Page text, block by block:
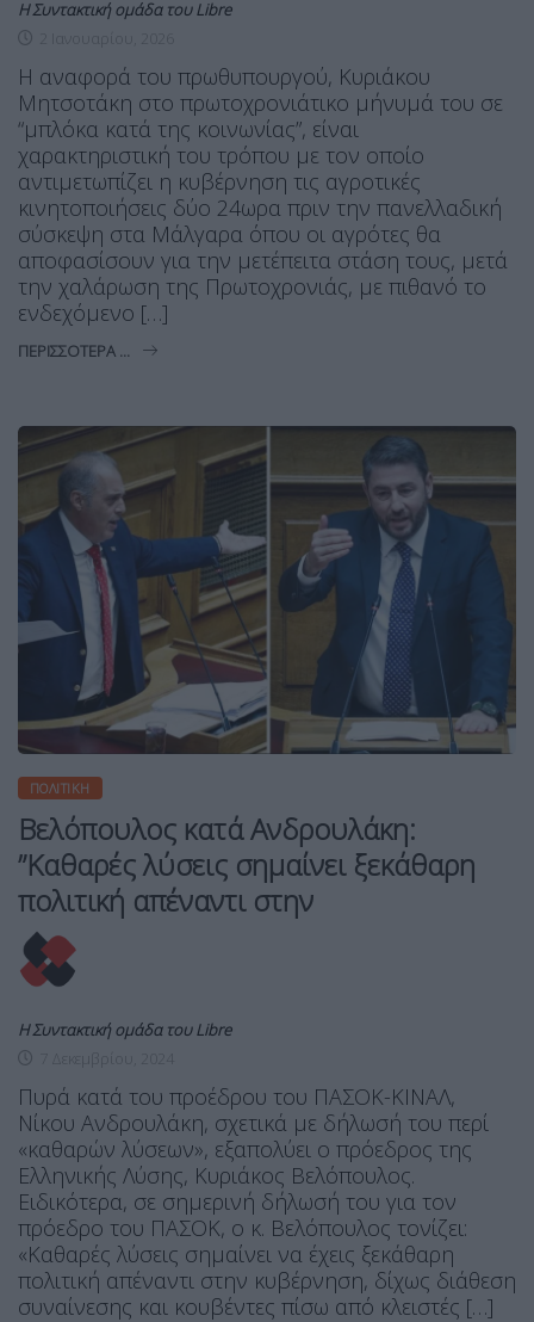
Η Συντακτική ομάδα του Libre
Η αναφορά του πρωθυπουργού, Κυριάκου
Μητσοτάκη στο πρωτοχρονιάτικο μήνυμά του σε
“μπλόκα κατά της κοινωνίας”, είναι
χαρακτηριστική του τρόπου με τον οποίο
αντιμετωπίζει η κυβέρνηση τις αγροτικές
κινητοποιήσεις δύο 24ωρα πριν την πανελλαδική
σύσκεψη στα Μάλγαρα όπου οι αγρότες θα
αποφασίσουν για την μετέπειτα στάση τους, μετά
την χαλάρωση της Πρωτοχρονιάς, με πιθανό το
ενδεχόμενο […]
ΠΕΡΙΣΣΌΤΕΡΑ ...
ΠΟΛΙΤΙΚΉ
Βελόπουλος κατά Ανδρουλάκη:
”Καθαρές λύσεις σημαίνει ξεκάθαρη
πολιτική απέναντι στην
Η Συντακτική ομάδα του Libre
Πυρά κατά του προέδρου του ΠΑΣΟΚ-ΚΙΝΑΛ,
Νίκου Ανδρουλάκη, σχετικά με δήλωσή του περί
«καθαρών λύσεων», εξαπολύει ο πρόεδρος της
Ελληνικής Λύσης, Κυριάκος Βελόπουλος.
Ειδικότερα, σε σημερινή δήλωσή του για τον
πρόεδρο του ΠΑΣΟΚ, ο κ. Βελόπουλος τονίζει:
«Καθαρές λύσεις σημαίνει να έχεις ξεκάθαρη
πολιτική απέναντι στην κυβέρνηση, δίχως διάθεση
συναίνεσης και κουβέντες πίσω από κλειστές […]